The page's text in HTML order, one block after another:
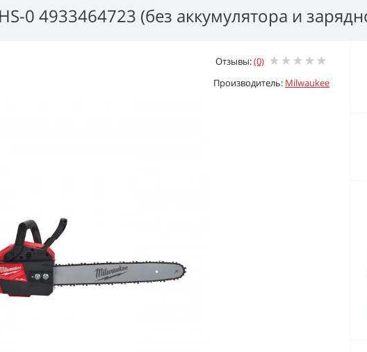
0 4933464723 (без аккумулятора и
Отзывы:(0)
Производитель: Milwaukee